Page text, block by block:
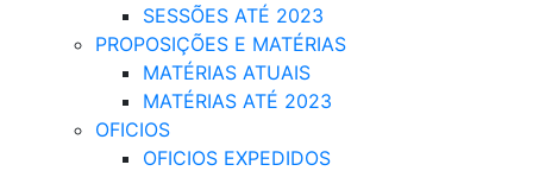
SESSÕES ATÉ 2023
PROPOSIÇÕES E MATÉRIAS
MATÉRIAS ATUAIS
MATÉRIAS ATÉ 2023
OFICIOS
OFICIOS EXPEDIDOS